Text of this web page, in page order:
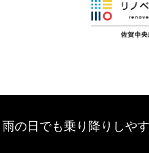
雨の日でも乗り降りしや